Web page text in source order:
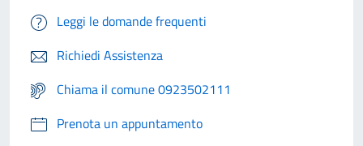
Leggi le domande frequenti
Richiedi Assistenza
Chiama il comune 0923502111
Prenota un appuntamento